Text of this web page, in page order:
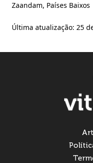
Zaandam, Países Baixos
Última atualização: 25